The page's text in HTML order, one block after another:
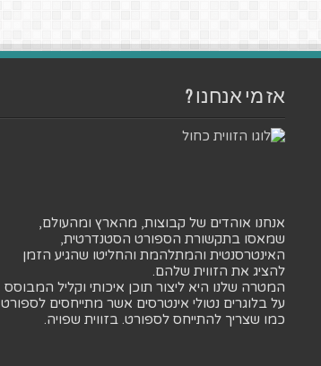
אז מי אנחנו ?
אנחנו אוהדים של קבוצות, מהארץ ומהעולם,
שמאסו בתקשורת הספורט הסטנדרטית,
האינטרסנטית והמתלהמת והחליטו שהגיע הזמן
להציג את הזווית שלהם.
המטרה שלנו היא ליצור תוכן איכותי וקליל המבוסס
על בלוגרים נטולי אינטרסים אשר מתייחסים לספורט
כמו שצריך להתייחס לספורט. בזווית שפויה.